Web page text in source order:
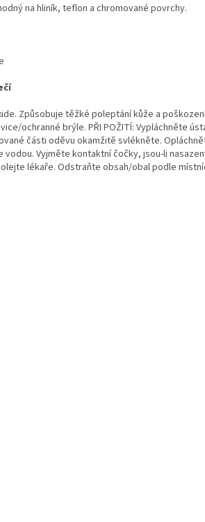
na hliník, teflon a chromované povrchy.
Způsobuje těžké poleptání kůže a
ochranné brýle. PŘI POŽITÍ: Vypláchněte
části oděvu okamžitě svlékněte.
Vyjměte kontaktní čočky, jsou-li
lékaře. Odstraňte obsah/obal podle